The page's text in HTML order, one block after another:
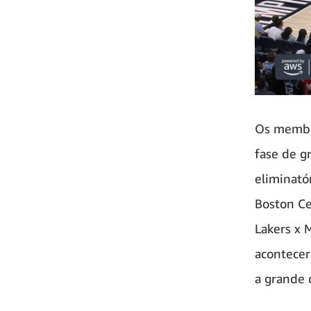
Os
fase de
Boston
Lakers x
a grande